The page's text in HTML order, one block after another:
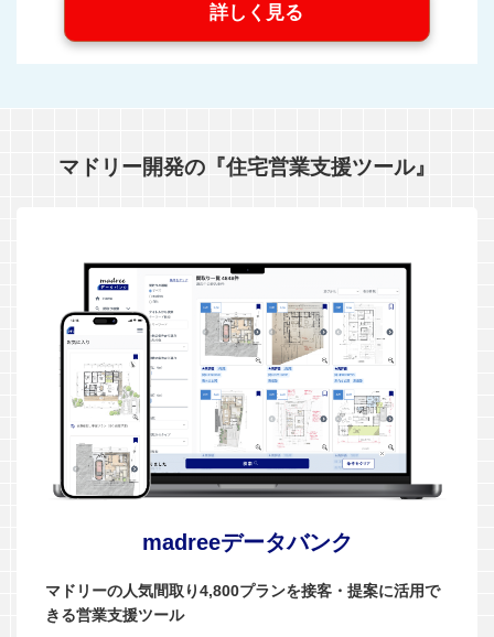
詳しく見る
マドリー開発の『住宅営業支援ツール』
madreeデータバンク
マドリーの人気間取り4,800プランを接客・提案に活用で
きる営業支援ツール